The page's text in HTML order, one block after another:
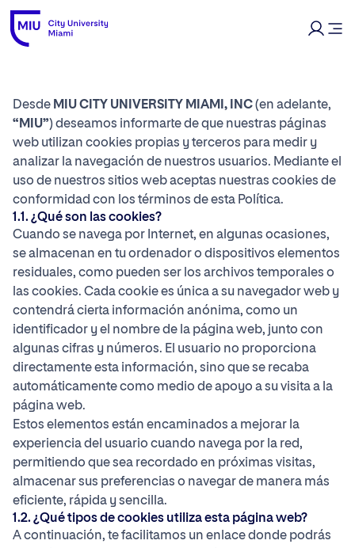
Desde MIU CITY UNIVERSITY MIAMI, INC(en adelante,
“MIU”) deseamos informarte de que nuestras páginas
web utilizan cookies propias y terceros para medir y
analizar la navegación de nuestros usuarios. Mediante el
uso de nuestros sitios web aceptas nuestras cookies de
conformidad con los términos de esta Política.
1.1. ¿Qué son las cookies?
Cuando se navega por Internet, en algunas ocasiones,
se almacenan en tu ordenador o dispositivos elementos
residuales, como pueden ser los archivos temporales o
las cookies. Cada cookie es única a su navegador web y
contendrá cierta información anónima, como un
identificador y el nombre de la página web, junto con
algunas cifras y números. El usuario no proporciona
directamente esta información, sino que se recaba
automáticamente como medio de apoyo a su visita a la
página web.
Estos elementos están encaminados a mejorar la
experiencia del usuario cuando navega por la red,
permitiendo que sea recordado en próximas visitas,
almacenar sus preferencias o navegar de manera más
eficiente, rápida y sencilla.
1.2. ¿Qué tipos de cookies utiliza esta página web?
A continuación, te facilitamos un enlace donde podrás